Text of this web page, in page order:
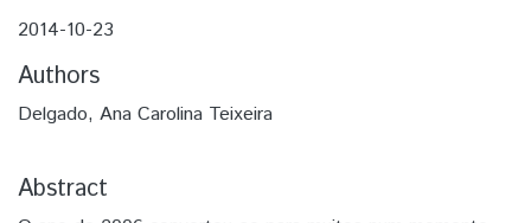
2014-10-23
Authors
Delgado, Ana Carolina Teixeira
Abstract